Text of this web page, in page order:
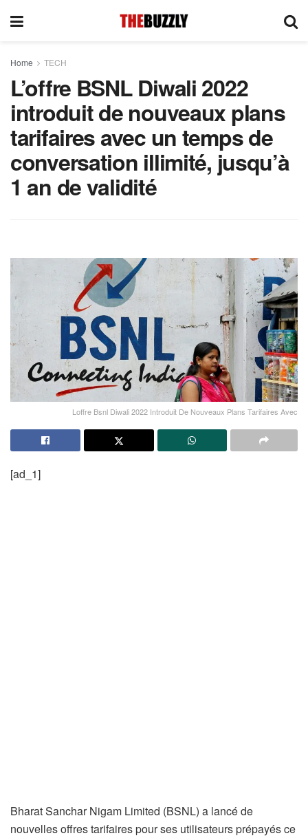
Home TECH
L’offre BSNL Diwali 2022
introduit de nouveaux plans
tarifaires avec un temps de
conversation illimité, jusqu’à
1 an de validité
Loffre Bsnl Diwali 2022 Introduit De Nouveaux Plans Tarifaires Avec
[ad_1]
Bharat Sanchar Nigam Limited (BSNL) a lancé de
nouvelles offres tarifaires pour ses utilisateurs prépayés ce